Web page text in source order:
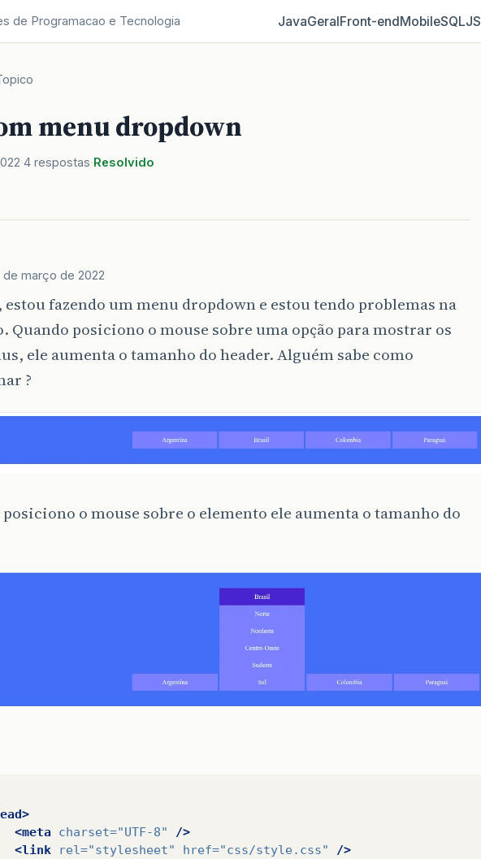
de Programacao e Tecnologia JavaGeralFront‑endMobileSQLJS
menu dropdown
4 respostas Resolvido
de março de 2022
estou fazendo um menu dropdown e estou tendo problemas na
Quando posiciono o mouse sobre uma opção para mostrar os
ele aumenta o tamanho do header. Alguém sabe como
?
posiciono o mouse sobre o elemento ele aumenta o tamanho do
<meta charset="UTF-8"
/>
<link
rel="stylesheet" href="css/style.css"
/>